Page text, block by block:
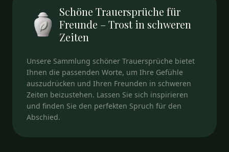
Schöne Trauersprüche für
Freunde – Trost in schweren
Zeiten
Unsere Sammlung schöner Trauersprüche bietet
Ihnen die passenden Worte, um Ihre Gefühle
auszudrücken und Ihren Freunden in schweren
Zeiten beizustehen. Lassen Sie sich inspirieren
und finden Sie den perfekten Spruch für den
Abschied.